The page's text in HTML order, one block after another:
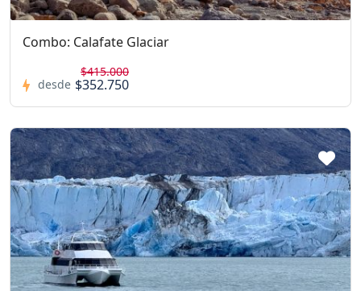
Combo: Calafate Glaciar
desde
$415.000
$352.750